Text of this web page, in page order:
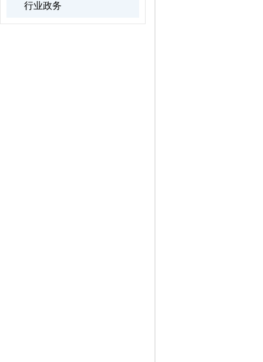
行业政务